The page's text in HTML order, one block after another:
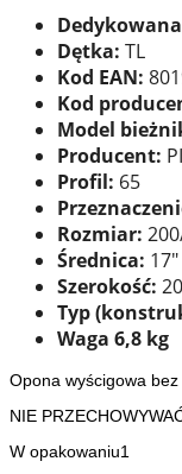
Dętka: TL
Kod EAN:
Kod
Model
Producent:
Profil: 65
Rozmiar:
Średnica: 17"
Szerokość:
Typ
Waga 6,8 kg
Opona wyścigowa
NIE
W opakowaniu1